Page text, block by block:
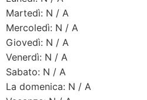
Martedì: N / A
Mercoledì: N / A
Giovedì: N / A
Venerdì: N / A
Sabato: N / A
La domenica: N / A